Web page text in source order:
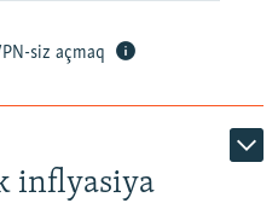
siz açmaq
inflyasiya